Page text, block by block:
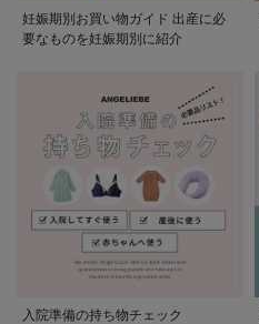
妊娠期別お買い物ガイド 出産に必
要なものを妊娠期別に紹介
入院準備の持ち物チェック